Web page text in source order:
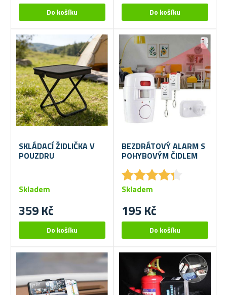
SKLÁDACÍ ŽIDLIČKA V
POUZDRU
359 Kč
Skladem
BEZDRÁTOVÝ ALARM S
POHYBOVÝM ČIDLEM
★★★★★
★★★★★
195 Kč
Skladem